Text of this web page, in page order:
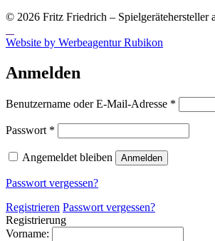
© 2026 Fritz Friedrich – Spielgerätehersteller
Website by Werbeagentur Rubikon
Anmelden
Benutzername oder E-Mail-Adresse *
Passwort *
Angemeldet bleiben Anmelden
Passwort vergessen?
Registrieren Passwort vergessen?
Registrierung
Vorname: